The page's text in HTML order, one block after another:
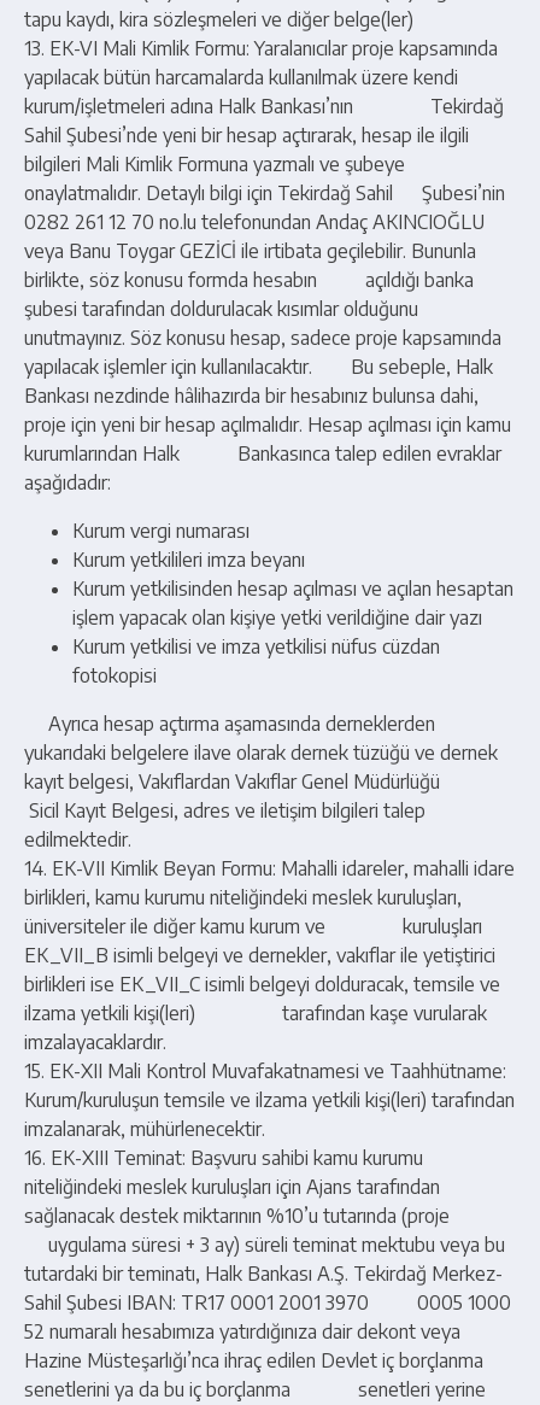
tapu kaydı, kira sözleşmeleri ve diğer belge(ler)
13. EK-VI Mali Kimlik Formu: Yaralanıcılar proje kapsamında
yapılacak bütün harcamalarda kullanılmak üzere kendi
kurum/işletmeleri adına Halk Bankası’nın Tekirdağ
Sahil Şubesi’nde yeni bir hesap açtırarak, hesap ile ilgili
bilgileri Mali Kimlik Formuna yazmalı ve şubeye
onaylatmalıdır. Detaylı bilgi için Tekirdağ Sahil Şubesi’nin
0282 261 12 70 no.lu telefonundan Andaç AKINCIOĞLU
veya Banu Toygar GEZİCİ ile irtibata geçilebilir. Bununla
birlikte, söz konusu formda hesabın açıldığı banka
şubesi tarafından doldurulacak kısımlar olduğunu
unutmayınız. Söz konusu hesap, sadece proje kapsamında
yapılacak işlemler için kullanılacaktır. Bu sebeple, Halk
Bankası nezdinde hâlihazırda bir hesabınız bulunsa dahi,
proje için yeni bir hesap açılmalıdır. Hesap açılması için kamu
kurumlarından Halk Bankasınca talep edilen evraklar
aşağıdadır:
Kurum vergi numarası
Kurum yetkilileri imza beyanı
Kurum yetkilisinden hesap açılması ve açılan hesaptan
işlem yapacak olan kişiye yetki verildiğine dair yazı
Kurum yetkilisi ve imza yetkilisi nüfus cüzdan
fotokopisi
Ayrıca hesap açtırma aşamasında derneklerden
yukarıdaki belgelere ilave olarak dernek tüzüğü ve dernek
kayıt belgesi, Vakıflardan Vakıflar Genel Müdürlüğü
Sicil Kayıt Belgesi, adres ve iletişim bilgileri talep
edilmektedir.
14. EK-VII Kimlik Beyan Formu: Mahalli idareler, mahalli idare
birlikleri, kamu kurumu niteliğindeki meslek kuruluşları,
üniversiteler ile diğer kamu kurum ve kuruluşları
EK_VII_B isimli belgeyi ve dernekler, vakıflar ile yetiştirici
birlikleri ise EK_VII_C isimli belgeyi dolduracak, temsile ve
ilzama yetkili kişi(leri) tarafından kaşe vurularak
imzalayacaklardır.
15. EK-XII Mali Kontrol Muvafakatnamesi ve Taahhütname:
Kurum/kuruluşun temsile ve ilzama yetkili kişi(leri) tarafından
imzalanarak, mühürlenecektir.
16. EK-XIII Teminat: Başvuru sahibi kamu kurumu
niteliğindeki meslek kuruluşları için Ajans tarafından
sağlanacak destek miktarının %10’u tutarında (proje
uygulama süresi + 3 ay) süreli teminat mektubu veya bu
tutardaki bir teminatı, Halk Bankası A.Ş. Tekirdağ Merkez-
Sahil Şubesi IBAN: TR17 0001 2001 3970 0005 1000
52 numaralı hesabımıza yatırdığınıza dair dekont veya
Hazine Müsteşarlığı’nca ihraç edilen Devlet iç borçlanma
senetlerini ya da bu iç borçlanma senetleri yerine